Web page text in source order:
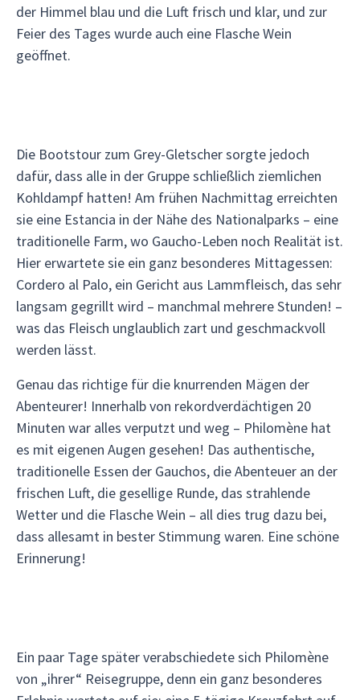
der Himmel blau und die Luft frisch und klar, und zur
Feier des Tages wurde auch eine Flasche Wein
geöffnet.
Die Bootstour zum Grey-Gletscher sorgte jedoch
dafür, dass alle in der Gruppe schließlich ziemlichen
Kohldampf hatten! Am frühen Nachmittag erreichten
sie eine Estancia in der Nähe des Nationalparks – eine
traditionelle Farm, wo Gaucho-Leben noch Realität ist.
Hier erwartete sie ein ganz besonderes Mittagessen:
Cordero al Palo, ein Gericht aus Lammfleisch, das sehr
langsam gegrillt wird – manchmal mehrere Stunden! –
was das Fleisch unglaublich zart und geschmackvoll
werden lässt.
Genau das richtige für die knurrenden Mägen der
Abenteurer! Innerhalb von rekordverdächtigen 20
Minuten war alles verputzt und weg – Philomène hat
es mit eigenen Augen gesehen! Das authentische,
traditionelle Essen der Gauchos, die Abenteuer an der
frischen Luft, die gesellige Runde, das strahlende
Wetter und die Flasche Wein – all dies trug dazu bei,
dass allesamt in bester Stimmung waren. Eine schöne
Erinnerung!
Ein paar Tage später verabschiedete sich Philomène
von „ihrer“ Reisegruppe, denn ein ganz besonderes